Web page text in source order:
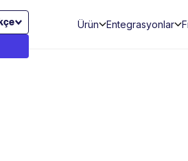
Ürün Entegrasyonlar